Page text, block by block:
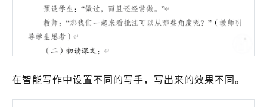
在智能写作中设置不同的写手，写出来的效果不同。